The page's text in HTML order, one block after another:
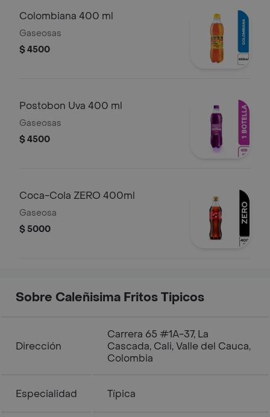
Colombiana 400 ml
Gaseosas
$ 4500
Postobon Uva 400 ml
Gaseosas
$ 4500
Coca-Cola ZERO 400ml
Gaseosa
$ 5000
Sobre Caleñisima Fritos Tipicos
Dirección
Carrera 65 #1A-37, La
Cascada, Cali, Valle del Cauca,
Colombia
Especialidad Típica